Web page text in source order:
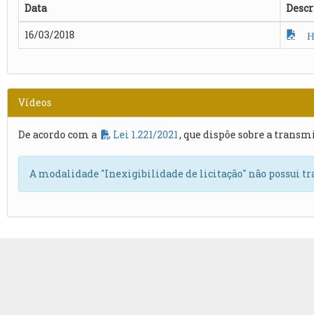
Data
16/03/2018
Vídeos
De acordo com a Lei 1.221/2021 , que dispõe sobre a
A modalidade "Inexigibilidade de licitação" não possui